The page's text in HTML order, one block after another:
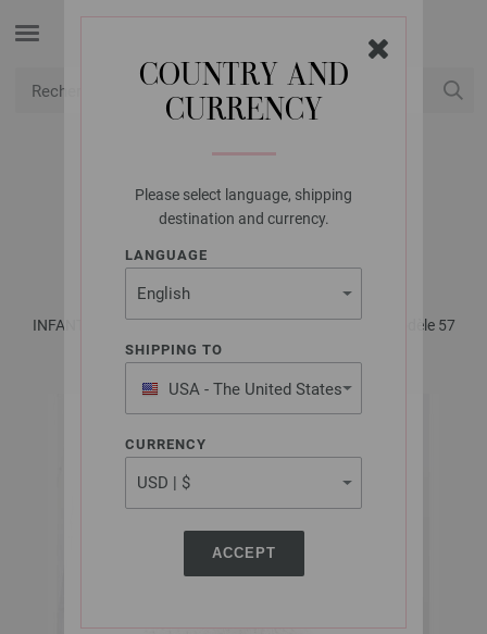
COUNTRY AND
CURRENCY
Please select language, shipping
destination and currency.
LANGUAGE
SHIPPING TO
USA - The United States
of America
CURRENCY
ACCEPT
LANA GROSSA
GILET ECOPUNO
INFANTI No. 17 - Magazine (DE) + Explications (FR) | Modèle 57